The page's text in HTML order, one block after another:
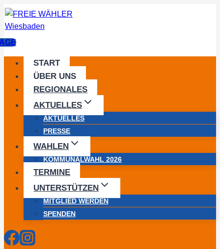
Zum
Inhalt
START
ÜBER UNS
REGIONALES
AKTUELLES
AKTUELLES
PRESSE
WAHLEN
KOMMUNALWAHL 2026
TERMINE
UNTERSTÜTZEN
MITGLIED WERDEN
SPENDEN